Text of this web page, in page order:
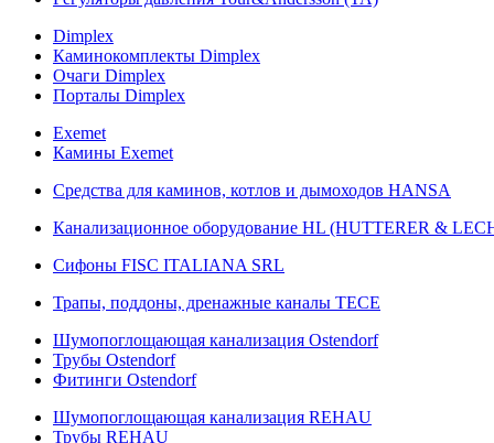
Dimplex
Каминокомплекты Dimplex
Очаги Dimplex
Порталы Dimplex
Exemet
Камины Exemet
Средства для каминов, котлов и дымоходов HANSA
Канализационное оборудование HL (HUTTERER &
Сифоны FISC ITALIANA SRL
Трапы, поддоны, дренажные каналы TECE
Шумопоглощающая канализация Ostendorf
Трубы Ostendorf
Фитинги Ostendorf
Шумопоглощающая канализация REHAU
Трубы REHAU